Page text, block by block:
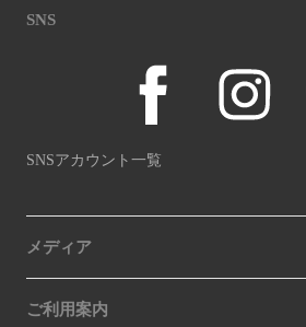
SNS
SNSアカウント一覧
メディア
ご利用案内